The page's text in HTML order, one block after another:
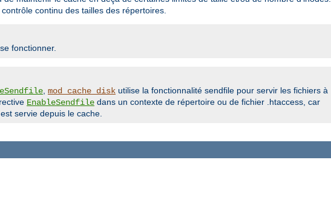
continu des tailles des répertoires.
fonctionner.
, mod_cache_disk utilise la fonctionnalité sendfile pour servir les fichiers à
EnableSendfile dans un contexte de répertoire ou de fichier .htaccess, car
servie depuis le cache.